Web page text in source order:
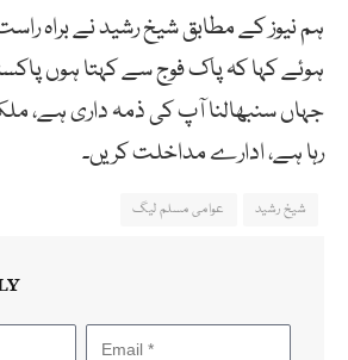
ہم نیوز کے مطابق شیخ رشید نے براہ
ہوئے کہا کہ پاک فوج سے کہتا ہوں
جہاں سنبھالنا آپ کی ذمہ داری ہے،
رہا ہے، ادارے مداخلت کریں۔
شیخ رشید عوامی مسلم لیگ